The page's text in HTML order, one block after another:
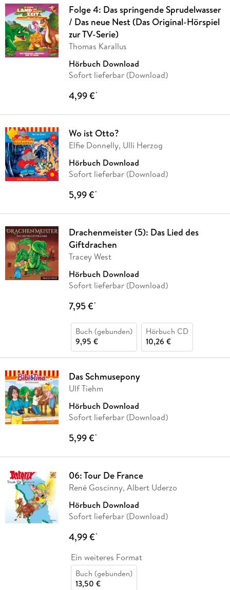
Folge 4: Das springende Sprudelwasser
/ Das neue Nest (Das Original-Hörspiel
zur TV-Serie)
Thomas Karallus
Hörbuch Download
Sofort lieferbar (Download)
4,99 €*
Wo ist Otto?
Elfie Donnelly, Ulli Herzog
Hörbuch Download
Sofort lieferbar (Download)
5,99 €*
Drachenmeister (5): Das Lied des
Giftdrachen
Tracey West
Hörbuch Download
Sofort lieferbar (Download)
7,95 €*
Buch (gebunden)
9,95 €
Hörbuch CD
10,26 €
Das Schmusepony
Ulf Tiehm
Hörbuch Download
Sofort lieferbar (Download)
5,99 €*
06: Tour De France
René Goscinny, Albert Uderzo
Hörbuch Download
Sofort lieferbar (Download)
4,99 €*
Ein weiteres Format
Buch (gebunden)
13,50 €